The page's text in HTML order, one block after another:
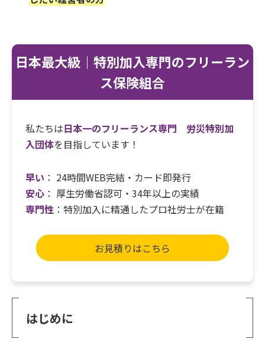
日本最大級｜特別加入専門のフリーラン
ス保険組合
私たちは日本一のフリーランス専門 労災特別加
入団体を目指しています！
早い ： 24時間WEB完結・カード即発行
安心： 厚生労働省認可・34年以上の実績
専門性：特別加入に精通したプロ社労士が在籍
お見積りはこちら
はじめに